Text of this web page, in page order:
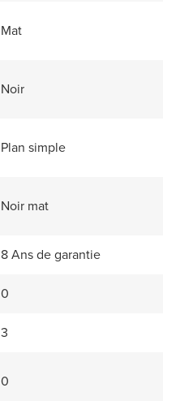
Mat
Noir
Plan simple
Noir mat
8 Ans de garantie
0
3
0